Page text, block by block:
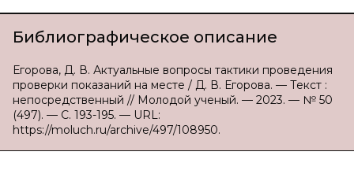
Библиографическое описание
Егорова, Д. В. Актуальные вопросы тактики проведения
проверки показаний на месте / Д. В. Егорова. — Текст :
непосредственный // Молодой ученый. — 2023. — № 50
(497). — С. 193-195. — URL:
https://moluch.ru/archive/497/108950.